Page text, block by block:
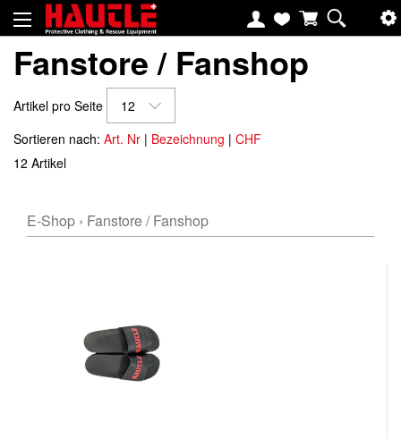
Fanstore / Fanshop
Artikel pro Seite
12
Sortieren nach: Art. Nr | Bezeichnung | CHF
12 Artikel
E-Shop › Fanstore / Fanshop